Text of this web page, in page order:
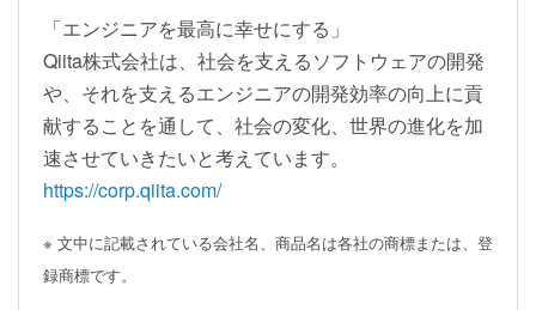
「エンジニアを最高に幸せにする」
Qiita株式会社は、社会を支えるソフトウェアの開発
や、それを支えるエンジニアの開発効率の向上に貢
献することを通して、社会の変化、世界の進化を加
速させていきたいと考えています。
https://corp.qiita.com/
※ 文中に記載されている会社名、商品名は各社の商標または、登
録商標です。